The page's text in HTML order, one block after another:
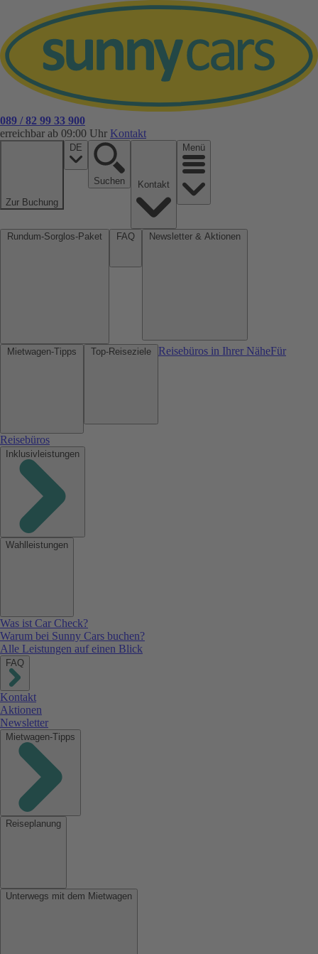
089 / 82 99 33 900
erreichbar ab 09:00 Uhr Kontakt
Zur Buchung
DE
Suchen
Menü
Reisebüros in Ihrer NäheFür
Reisebüros
Inklusivleistungen
Wahlleistungen
Was ist Car Check?
Warum bei Sunny Cars buchen?
Alle Leistungen auf einen Blick
FAQ
Kontakt
Aktionen
Newsletter
Mietwagen-Tipps
Reiseplanung
Unterwegs mit dem Mietwagen